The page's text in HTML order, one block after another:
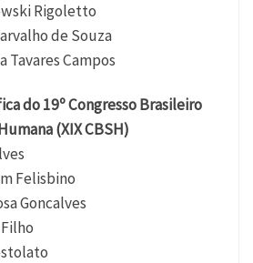
Rigoletto
de Souza
Tavares Campos
do 19º Congresso Brasileiro
(XIX CBSH)
Felisbino
Goncalves